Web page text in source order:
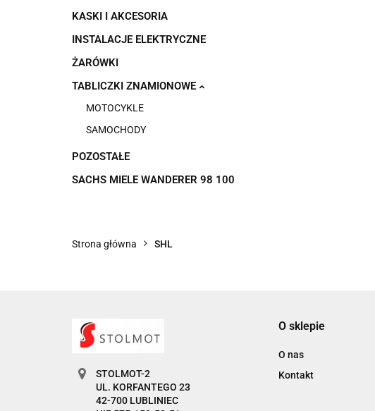
KASKI I AKCESORIA
INSTALACJE ELEKTRYCZNE
ŻARÓWKI
TABLICZKI ZNAMIONOWE
MOTOCYKLE
SAMOCHODY
POZOSTAŁE
SACHS MIELE WANDERER 98 100
Strona główna SHL
STOLMOT-2
UL. KORFANTEGO 23
42-700 LUBLINIEC
O sklepie
O nas
Kontakt